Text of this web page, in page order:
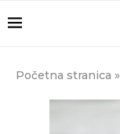
Početna stranica »